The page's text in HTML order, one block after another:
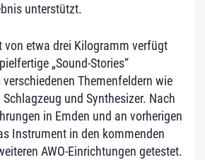
unterstützt.
von etwa drei Kilogramm verfügt
„Sound-Stories“
Themenfeldern wie
Schlagzeug und Synthesizer. Nach
in Emden und an vorherigen
Instrument in den kommenden
AWO-Einrichtungen getestet.